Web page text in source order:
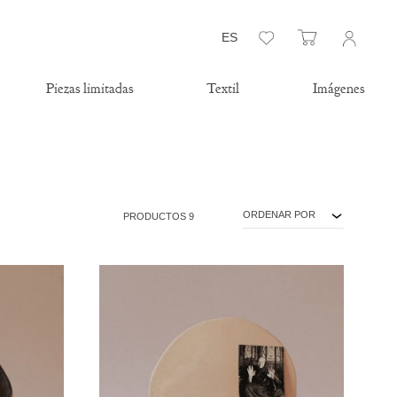
ES
Lista de deseos
Carrito
Piezas limitadas Textil Imágenes
ORDENAR POR
PRODUCTOS 9